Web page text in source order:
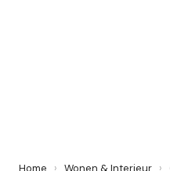
Home › Wonen & Interieur ›